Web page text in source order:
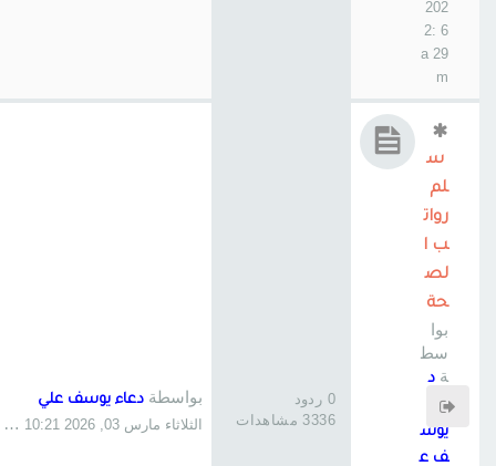
202
6 2:
29 a
m
س
لم
روات
ب ا
لص
حة
بوا
سط
ة د
عاء
يوس
ف ع
0 ردود
3336 مشاهدات
بواسطة دعاء يوسف علي
الثلاثاء مارس 03, 2026 10:21 pm